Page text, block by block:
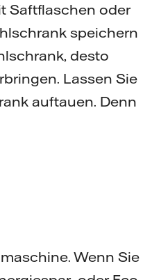
Saftflaschen oder
speichern
desto
Lassen Sie
auftauen. Denn
Wenn Sie